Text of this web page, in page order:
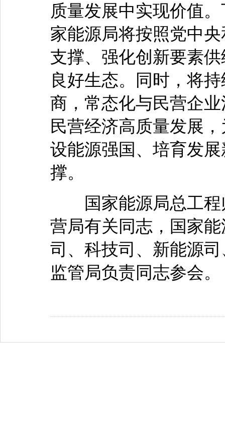
质量发展中实现价值
家能源局将按照党中
支撑、强化创新要素
良好生态。同时，将
商，常态化与民营企
民营经济高质量发展
设能源强国、培育发
撑。
国家能源局总工程
营局有关同志，国家
司、科技司、新能源
监管局负责同志参会。